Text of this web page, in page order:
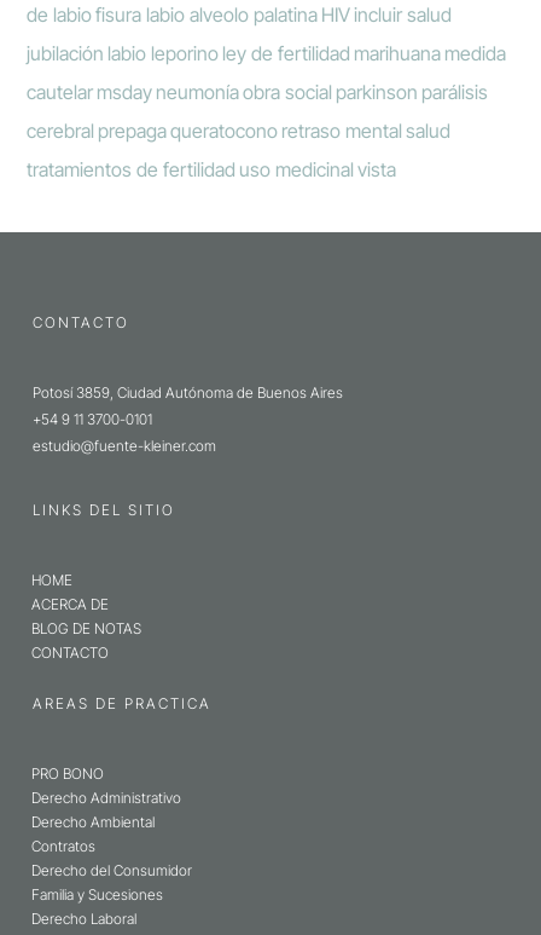
de labiofisura labio alveolo palatina HIVincluir salud
jubilación labio leporino ley de fertilidad marihuana medida
cautelar msday neumoníaobra social parkinson parálisis
cerebral prepagaqueratocono retraso mental salud
tratamientos de fertilidad uso medicinal vista
CONTACTO
Potosí 3859, Ciudad Autónoma de Buenos Aires
+54 9 11 3700-0101
estudio@fuente-kleiner.com
LINKS DEL SITIO
HOME
ACERCA DE
BLOG DE NOTAS
CONTACTO
AREAS DE PRACTICA
PRO BONO
Derecho Administrativo
Derecho Ambiental
Contratos
Derecho del Consumidor
Familia y Sucesiones
Derecho Laboral